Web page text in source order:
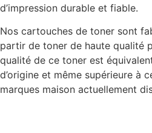
d’impression durable et fiable.
Nos cartouches de toner sont
partir de toner de haute qualité
qualité de ce toner est
d’origine et même supérieure à
marques maison actuellement